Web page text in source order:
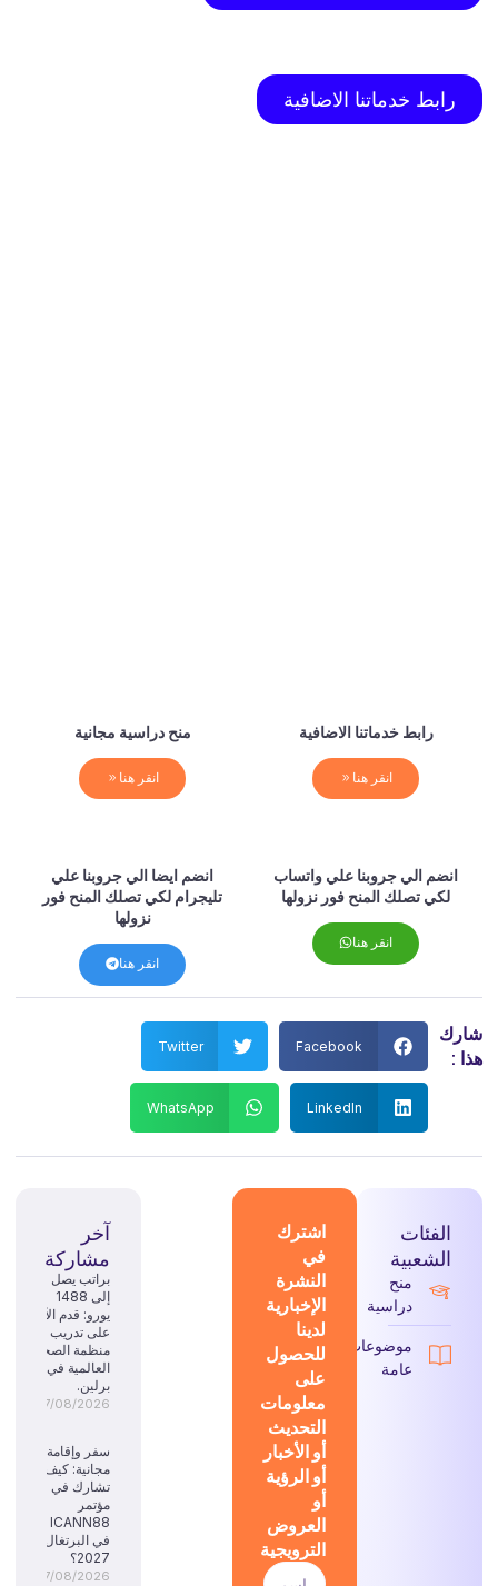
رابط خدماتنا الاضافية
رابط خدماتنا الاضافية
انقر هنا
منح دراسية مجانية
انقر هنا
انضم الي جروبنا علي واتساب
لكي تصلك المنح فور نزولها
انقر هنا
انضم ايضا الي جروبنا علي
تليجرام لكي تصلك المنح فور
نزولها
انقر هنا
شارك
هذا :
Facebook
Twitter
LinkedIn
WhatsApp
الفئات
الشعبية
منح
دراسية
موضوعات
عامة
اشترك
في
النشرة
الإخبارية
لدينا
للحصول
على
معلومات
التحديث
أو الأخبار
أو الرؤية
أو
العروض
الترويجية
آخر
مشاركة
براتب يصل
إلى 1488
يورو: قدم الآن
على تدريب
منظمة الصحة
العالمية في
برلين.
07/08/2026
سفر وإقامة
مجانية: كيف
تشارك في
مؤتمر
ICANN88
في البرتغال
2027؟
07/08/2026